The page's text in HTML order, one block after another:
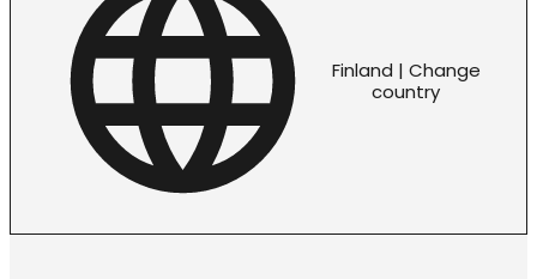
Finland | Change
country